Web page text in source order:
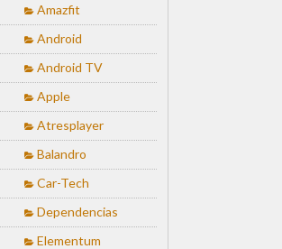
Amazfit
Android
Android TV
Apple
Atresplayer
Balandro
Car-Tech
Dependencias
Elementum